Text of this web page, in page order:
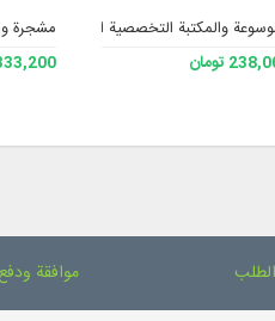
والمكتبة التخصصية الشاملة للفقه 3
تومان
مشجرة
333,200
موافقة ودفع